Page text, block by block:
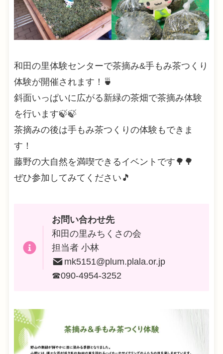
和田の里体験センターで茶摘み&手もみ茶つくり
体験が開催されます！🍵
斜面いっぱいに広がる新緑の茶畑で茶摘み体験
を行います🍃🍃
茶摘みの後は手もみ茶つくりの体験もできま
す！
藤野の大自然を満喫できるイベントです🌳🌳
ぜひ参加してみてください🎵
お問い合わせ先
和田の里みちくさの会
担当者 小林
mk5151@plum.plala.or.jp
☎090-4954-3252